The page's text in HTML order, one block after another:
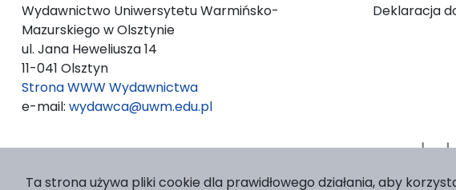
Wydawnictwo Uniwersytetu Warmińsko-
Mazurskiego w Olsztynie
ul. Jana Heweliusza 14
11-041 Olsztyn
Strona WWW Wydawnictwa
e-mail: wydawca@uwm.edu.pl
Deklaracja
Ta strona używa pliki cookie dla prawidłowego działania, aby